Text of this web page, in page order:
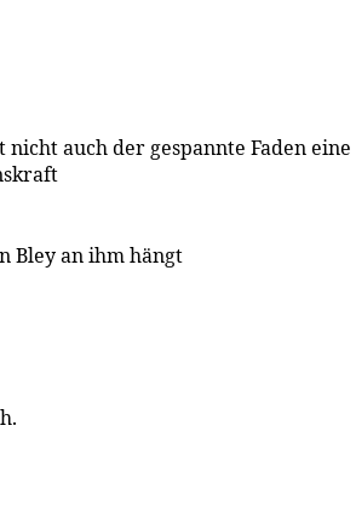
auch der gespannte Faden
Bley an ihm hängt